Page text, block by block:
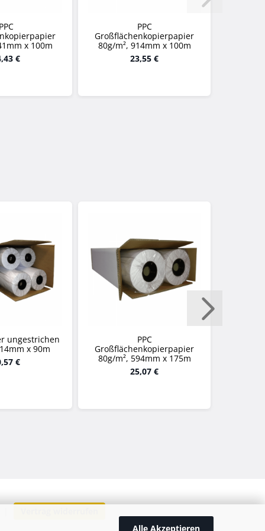
Alle Akzeptieren
x 100m
€
PPC
Großflächenkopierpapier
80g/m², 914mm x 100m
23,55 €
ungestrichen
x 90m
€
PPC
Großflächenkopierpapier
80g/m², 594mm x 175m
25,07 €